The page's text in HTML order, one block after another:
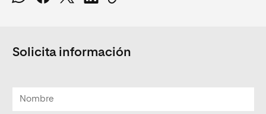
Solicita información